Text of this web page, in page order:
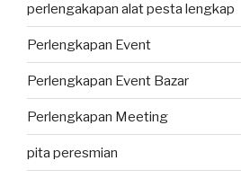
perlengakapan alat pesta lengkap
Perlengkapan Event
Perlengkapan Event Bazar
Perlengkapan Meeting
pita peresmian